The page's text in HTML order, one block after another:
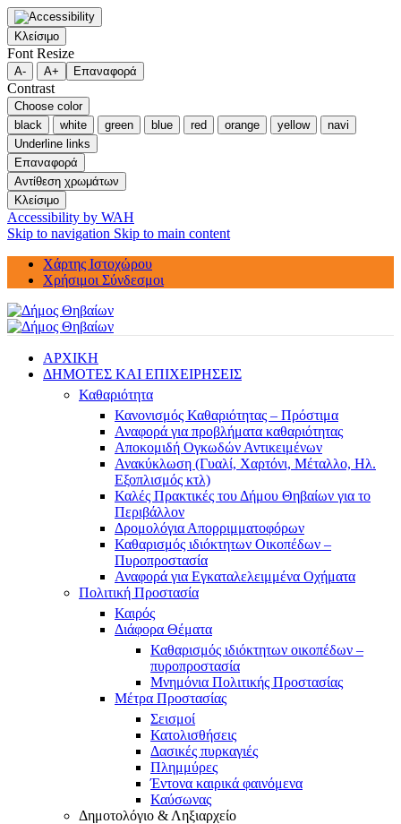
Κλείσιμο
Font Resize
A- A+ Επαναφορά
Contrast
Choose color
black
white green blue red orange yellow
navi
Underline links
Επαναφορά
Αντίθεση χρωμάτων
Κλείσιμο
Accessibility by WAH
Skip to navigation Skip to main content
Χάρτης Ιστοχώρου
Χρήσιμοι Σύνδεσμοι
ΑΡΧΙΚΗ
ΔΗΜΟΤΕΣ ΚΑΙ ΕΠΙΧΕΙΡΗΣΕΙΣ
Καθαριότητα
Κανονισμός Καθαριότητας – Πρόστιμα
Αναφορά για προβλήματα καθαριότητας
Αποκομιδή Ογκωδών Αντικειμένων
Ανακύκλωση (Γυαλί, Χαρτόνι, Μέταλλο, Ηλ.
Εξοπλισμός κτλ)
Καλές Πρακτικές του Δήμου Θηβαίων για το
Περιβάλλον
Δρομολόγια Απορριμματοφόρων
Καθαρισμός ιδιόκτητων Οικοπέδων –
Πυροπροστασία
Αναφορά για Εγκαταλελειμμένα Οχήματα
Πολιτική Προστασία
Καιρός
Διάφορα Θέματα
Καθαρισμός ιδιόκτητων οικοπέδων –
πυροπροστασία
Μνημόνια Πολιτικής Προστασίας
Μέτρα Προστασίας
Σεισμοί
Κατολισθήσεις
Δασικές πυρκαγιές
Πλημμύρες
Έντονα καιρικά φαινόμενα
Καύσωνας
Δημοτολόγιο & Ληξιαρχείο